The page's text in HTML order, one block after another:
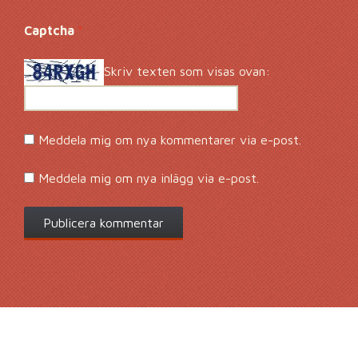
Captcha *
Skriv texten som visas ovan:
Meddela mig om nya kommentarer via e-post.
Meddela mig om nya inlägg via e-post.